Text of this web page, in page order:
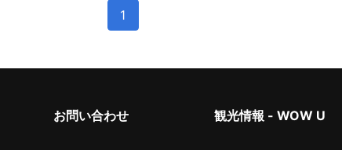
1
お問い合わせ 観光情報 - WOW U